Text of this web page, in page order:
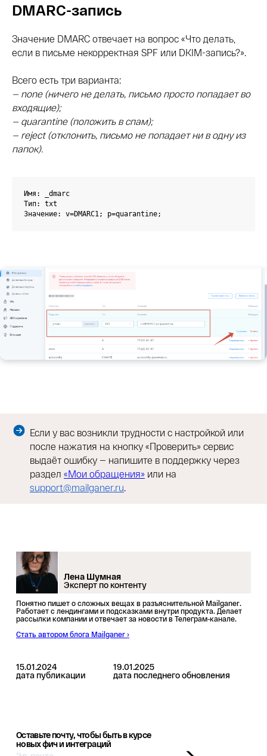
DMARC-запись
Значение DMARC отвечает на вопрос «Что делать,
если в письме некорректная SPF или DKIM-запись?».
Всего есть три варианта:
— none (ничего не делать, письмо просто попадает во
входящие);
— quarantine (положить в спам);
— reject (отклонить, письмо не попадает ни в одну из
папок).
Имя: _dmarc
Тип: txt
Значение: v=DMARC1; p=quarantine;
Если у вас возникли трудности с настройкой или
после нажатия на кнопку «Проверить» сервис
выдаёт ошибку — напишите в поддержку через
раздел «Мои обращения» или на
support@mailganer.ru.
Понятно пишет о сложных вещах в разъяснительной Mailganer.
Работает с лендингами и подсказками внутри продукта. Делает
рассылки компании и отвечает за новости в Телеграм-канале.
Стать автором блога Mailganer ›
Лена Шумная
Эксперт по контенту
15.01.2024
дата публикации
19.01.2025
дата последнего обновления
Оставьте почту, чтобы быть в курсе
новых фич и интеграций